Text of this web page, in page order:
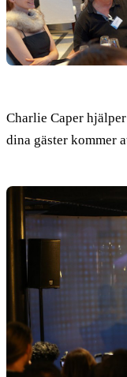
Charlie Caper
dina gäster kommer